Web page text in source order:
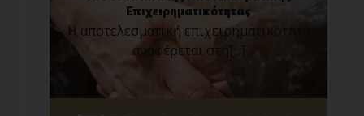
Επιχειρηματικότητας
Η αποτελεσματική επιχειρηματικότητα
αναφέρεται στη[...]